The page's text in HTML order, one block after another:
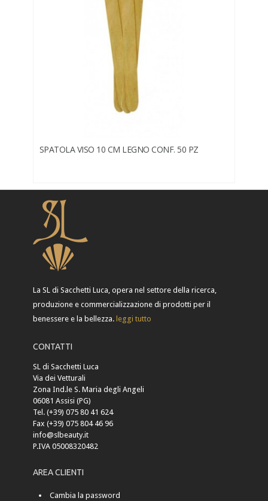
SPATOLA VISO 10 CM LEGNO CONF. 50 PZ
La SL di Sacchetti Luca, opera nel settore della ricerca,
produzione e commercializzazione di prodotti per il
benessere e la bellezza. leggi tutto
CONTATTI
SL di Sacchetti Luca
Via dei Vetturali
Zona Ind.le S. Maria degli Angeli
06081 Assisi (PG)
Tel. (+39) 075 80 41 624
Fax (+39) 075 804 46 96
info@slbeauty.it
P.IVA 05008320482
AREA CLIENTI
Cambia la password